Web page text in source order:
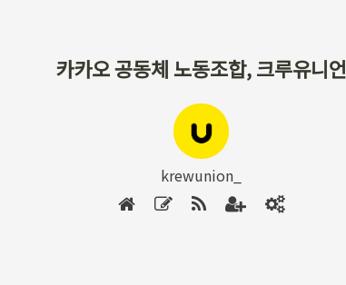
카카오 공동체 노동조합, 크루유니언
krewunion_